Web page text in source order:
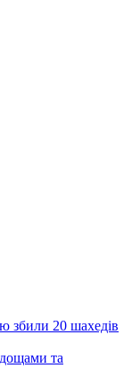
збили 20 шахедів
та